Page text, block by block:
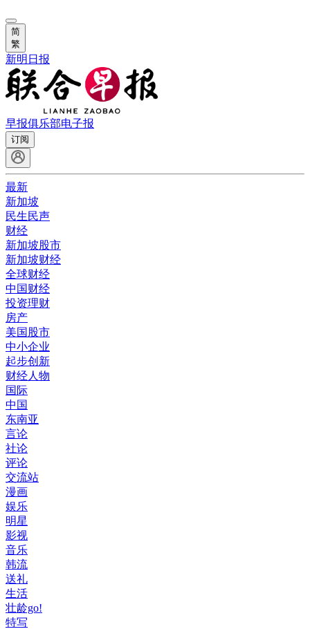
简
繁
新明日报
早报俱乐部电子报
订阅
最新
新加坡
民生民声
财经
新加坡股市
新加坡财经
全球财经
中国财经
投资理财
房产
美国股市
中小企业
起步创新
财经人物
国际
中国
东南亚
言论
社论
评论
交流站
漫画
娱乐
明星
影视
音乐
韩流
送礼
生活
壮龄go!
特写